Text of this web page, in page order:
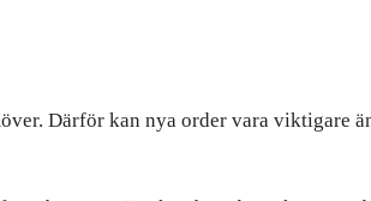
Därför kan nya order vara viktigare